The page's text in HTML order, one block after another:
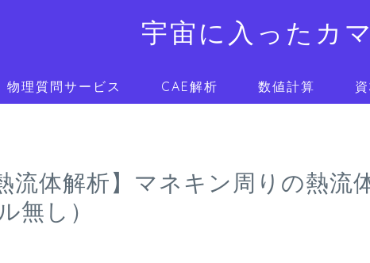
宇宙に入ったカ
物理質問サービス CAE解析 数値計算
流体解析】マネキン周りの熱流
無し）